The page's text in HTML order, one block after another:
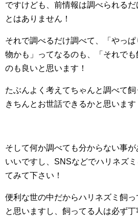
ですけども、前情報は調べられる
とはありません！
それで調べるだけ調べて、「やっ
物かも」ってなるのも、「それで
のも良いと思います！
たぶんよく考えてちゃんと調べて
きちんとお世話できるかと思います
そして何か調べても分からない事
いいですし、SNSなどでハリネズ
てみて下さい！
便利な世の中だからハリネズミ飼
と思いますし、飼ってる人は必ず